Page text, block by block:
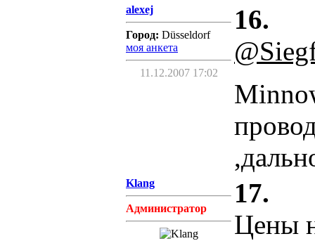
alexej
Город: Düsseldorf
моя анкета
11.12.2007 17:02
16.
Klang
Администратор
17.
Цены